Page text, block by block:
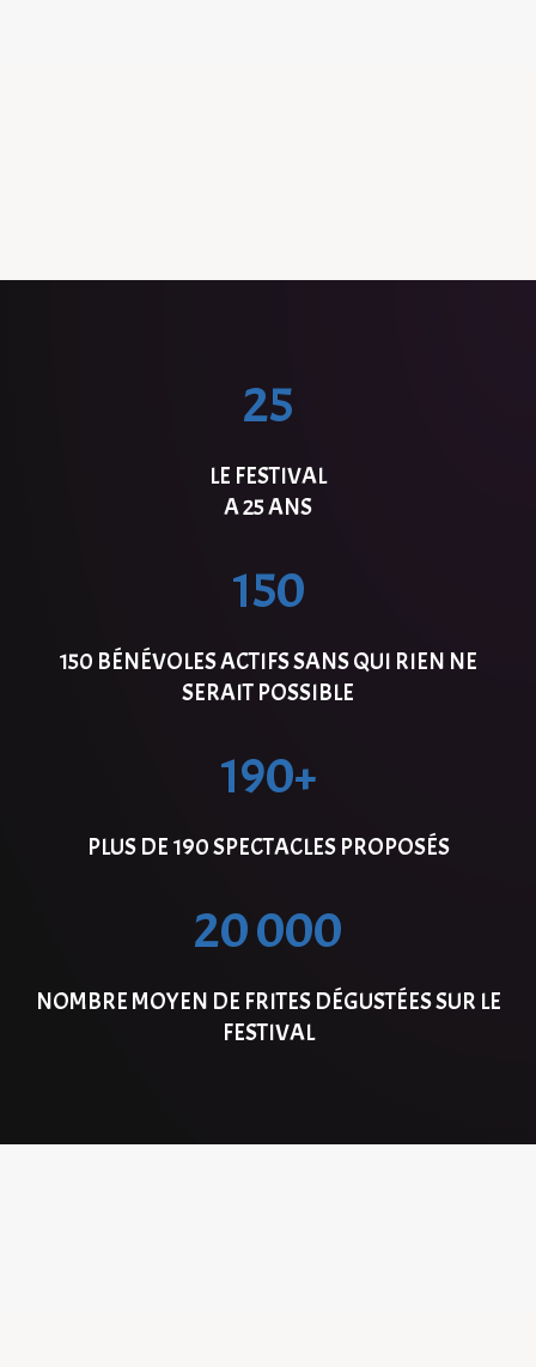
25
LE FESTIVAL
A 25 ANS
150
150 BÉNÉVOLES ACTIFS SANS QUI RIEN NE
SERAIT POSSIBLE
190+
PLUS DE 190 SPECTACLES PROPOSÉS
20 000
NOMBRE MOYEN DE FRITES DÉGUSTÉES SUR LE
FESTIVAL